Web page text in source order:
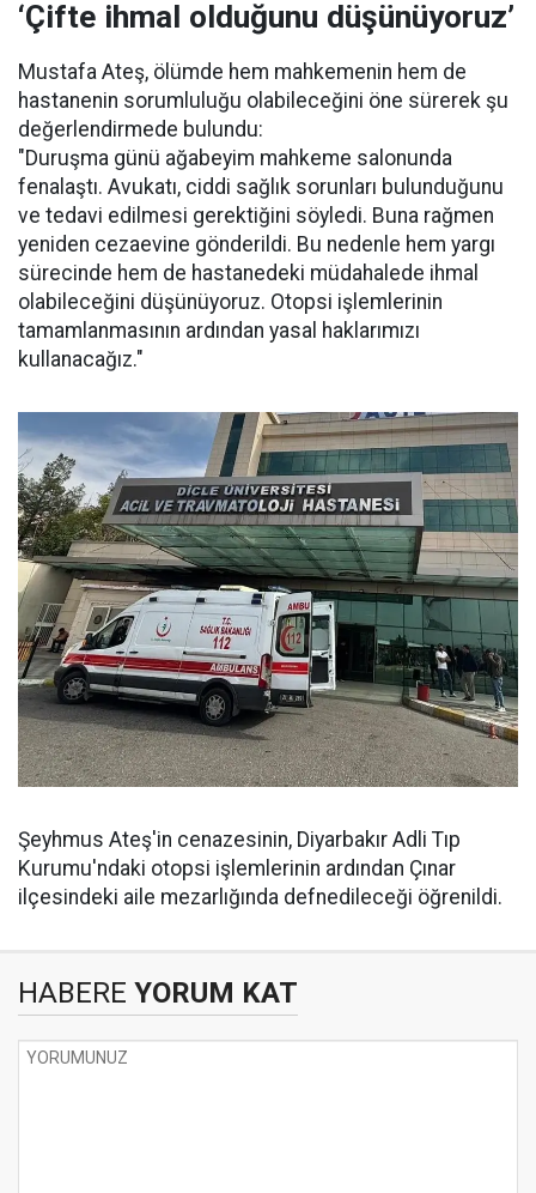
‘Çifte ihmal olduğunu düşünüyoruz’
Mustafa Ateş, ölümde hem mahkemenin hem de
hastanenin sorumluluğu olabileceğini öne sürerek şu
değerlendirmede bulundu:
"Duruşma günü ağabeyim mahkeme salonunda
fenalaştı. Avukatı, ciddi sağlık sorunları bulunduğunu
ve tedavi edilmesi gerektiğini söyledi. Buna rağmen
yeniden cezaevine gönderildi. Bu nedenle hem yargı
sürecinde hem de hastanedeki müdahalede ihmal
olabileceğini düşünüyoruz. Otopsi işlemlerinin
tamamlanmasının ardından yasal haklarımızı
kullanacağız."
Şeyhmus Ateş'in cenazesinin, Diyarbakır Adli Tıp
Kurumu'ndaki otopsi işlemlerinin ardından Çınar
ilçesindeki aile mezarlığında defnedileceği öğrenildi.
HABERE YORUM KAT